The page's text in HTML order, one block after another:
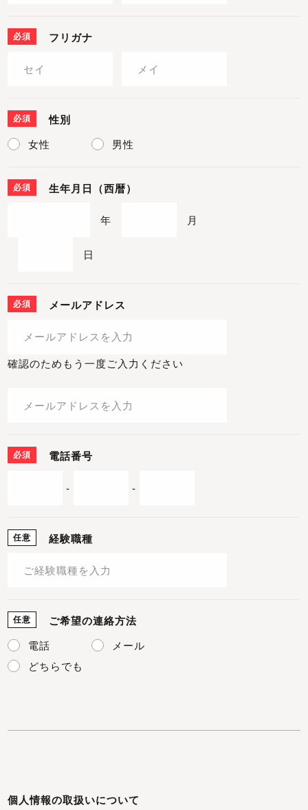
必須 フリガナ
必須 性別
女性 男性
必須 生年月日（西暦）
年 月
日
必須 メールアドレス
確認のためもう一度ご入力ください
必須 電話番号
- -
任意 経験職種
任意 ご希望の連絡方法
電話
メール
どちらでも
個人情報の取扱いについて